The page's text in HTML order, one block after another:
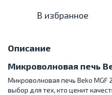
В избранное
Описание
Микроволновая печь
Микроволновая печь Beko MGF
выбор для тех, кто ценит